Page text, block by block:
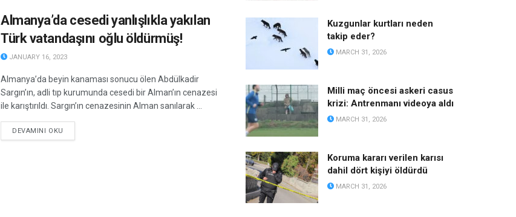
Almanya’da cesedi yanlışlıkla yakılan
Türk vatandaşını oğlu öldürmüş!
JANUARY 16, 2023
Almanya’da beyin kanaması sonucu ölen Abdülkadir
Sargın’ın, adli tıp kurumunda cesedi bir Alman’ın cenazesi
ile karıştırıldı. Sargın’ın cenazesinin Alman sanılarak ...
DEVAMINI OKU
Kuzgunlar kurtları neden
takip eder?
MARCH 31, 2026
Milli maç öncesi askeri casus
krizi: Antrenmanı videoya aldı
MARCH 31, 2026
Koruma kararı verilen karısı
dahil dört kişiyi öldürdü
MARCH 31, 2026